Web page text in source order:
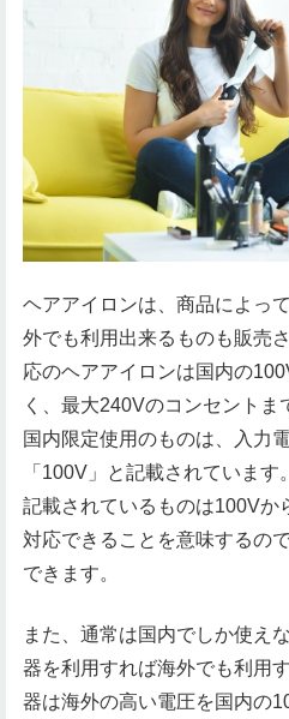
ヘアアイロンは、商品によっ
外でも利用出来るものも販売
応のヘアアイロンは国内の
く、最大240Vのコンセントま
国内限定使用のものは、入力
「100V」と記載されていま
記載されているものは100Vか
対応できることを意味するの
できます。
また、通常は国内でしか使え
器を利用すれば海外でも利用
器は海外の高い電圧を国内の